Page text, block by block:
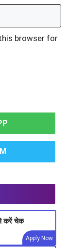
browser for
करें चेक
Apply Now